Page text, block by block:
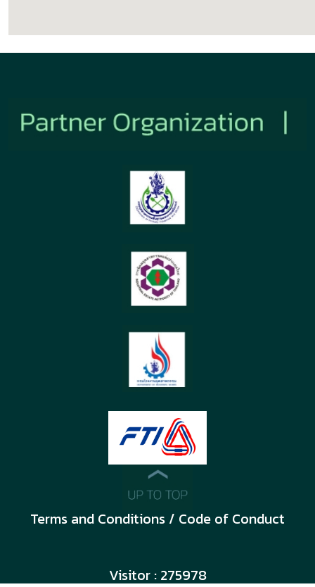
Terms and Conditions / Code of Conduct
Visitor : 275978